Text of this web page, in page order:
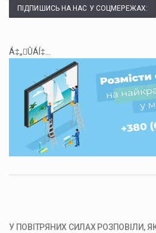
ПІДПИШИСЬ НА НАС У СОЦМЕРЕЖАХ:
Á‡„ÛÁÍ‡...
У ПОВІТРЯНИХ СИЛАХ РОЗПОВІЛИ,